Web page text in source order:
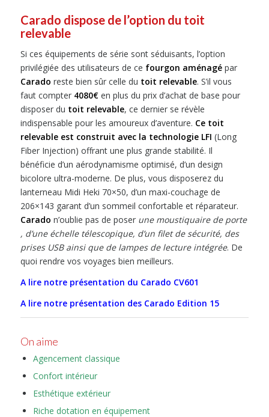
Carado dispose de l’option du toit
relevable
Si ces équipements de série sont séduisants, l’option
privilégiée des utilisateurs de ce fourgon aménagépar
Carado reste bien sûr celle du toit relevable. S’il vous
faut compter 4080€en plus du prix d’achat de base pour
disposer du toit relevable, ce dernier se révèle
indispensable pour les amoureux d’aventure. Ce toit
relevable est construit avec la technologie LFI (Long
Fiber Injection) offrant une plus grande stabilité. Il
bénéficie d’un aérodynamisme optimisé, d’un design
bicolore ultra-moderne. De plus, vous disposerez du
lanterneau Midi Heki 70×50, d’un maxi-couchage de
206×143 garant d’un sommeil confortable et réparateur.
Carado n’oublie pas de poser une moustiquaire de porte
, d’une échelle télescopique, d’un filet de sécurité, des
prises USB ainsi que de lampes de lecture intégrée. De
quoi rendre vos voyages bien meilleurs.
A lire notre présentation du Carado CV601
A lire notre présentation des Carado Edition 15
On aime
Agencement classique
Confort intérieur
Esthétique extérieur
Riche dotation en équipement